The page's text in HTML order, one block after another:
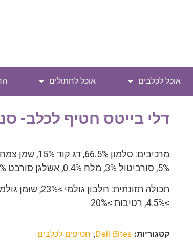
אוכל לכלבים אוכל לחתולים
דלי בייטס חטיף לכלב-
5%, סורביטול 3%, מלח 0.4%, אשלגן סורבט 0.1%
≥4.5%, רטיבות ≥20%
קטגוריות: Deli Bites
, חטיפים לכלבים